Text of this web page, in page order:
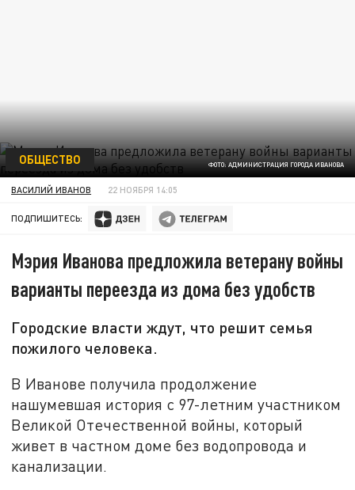
ФОТО: АДМИНИСТРАЦИЯ ГОРОДА ИВАНОВА
ОБЩЕСТВО
ВАСИЛИЙ ИВАНОВ 22 НОЯБРЯ 14:05
ПОДПИШИТЕСЬ:
Мэрия Иванова предложила ветерану войны
варианты переезда из дома без удобств
Городские власти ждут, что решит семья
пожилого человека.
В Иванове получила продолжение
нашумевшая история с 97-летним участником
Великой Отечественной войны, который
живет в частном доме без водопровода и
канализации.